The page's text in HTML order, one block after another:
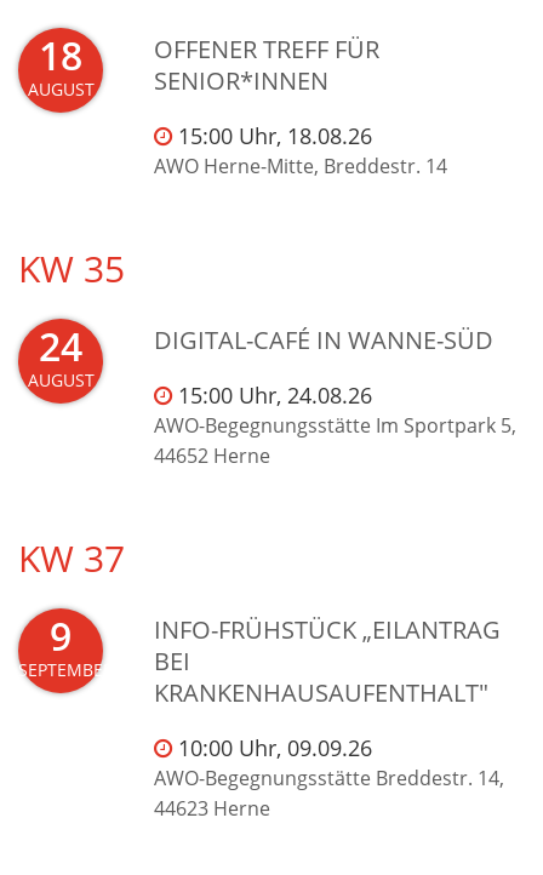
18
AUGUST
OFFENER TREFF FÜR
SENIOR*INNEN
15:00 Uhr, 18.08.26
AWO Herne-Mitte, Breddestr. 14
KW 35
24
AUGUST
DIGITAL-CAFÉ IN WANNE-SÜD
15:00 Uhr, 24.08.26
AWO-Begegnungsstätte Im Sportpark 5,
44652 Herne
KW 37
9
SEPTEMBER
INFO-FRÜHSTÜCK „EILANTRAG
BEI
KRANKENHAUSAUFENTHALT"
10:00 Uhr, 09.09.26
AWO-Begegnungsstätte Breddestr. 14,
44623 Herne